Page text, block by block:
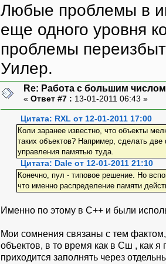
Любые проблемы в
еще одного уровня
проблемы
Уилер.
Re: Работа с большим
« Ответ #7 : 13-01-2011 06:43 »
Цитата: RXL от 12-01-2011 17:00
Коли заранее известно, что объекты
таких объектов? Например, сделать
управления памятью туда.
Цитата: Dale от 12-01-2011 21:10
Конечно, пул - типовое решение. Но
что именно распределение памяти
Именно по этому в С++ и были
Мои сомнения связаны с тем
объектов, в то время как в Сш , как
приходится заполнять через